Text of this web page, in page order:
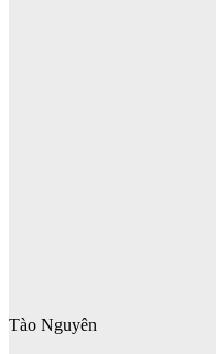
Tào Nguyên